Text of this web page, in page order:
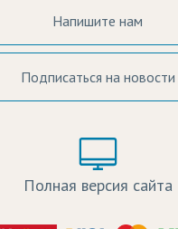
Напишите нам
Подписаться на новости
Полная версия сайта